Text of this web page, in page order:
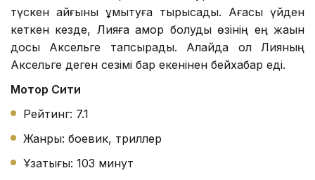
түскен қайғыны ұмытуға тырысады. Ағасы үйден
кеткен кезде, Лияға қамқор болуды өзінің ең жақын
досы Аксельге тапсырады. Алайда ол Лияның
Аксельге деген сезімі бар екенінен бейхабар еді.
Мотор Сити
Рейтинг: 7.1
Жанры: боевик, триллер
Ұзақтығы: 103 минут